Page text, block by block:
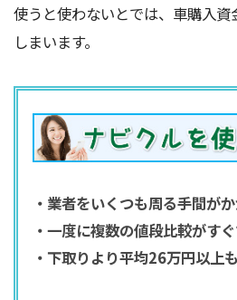
使うと使わないとでは、車購入
しまいます。
・業者をいくつも周る手間が
・一度に複数の値段比較がす
・下取りより平均26万円以上